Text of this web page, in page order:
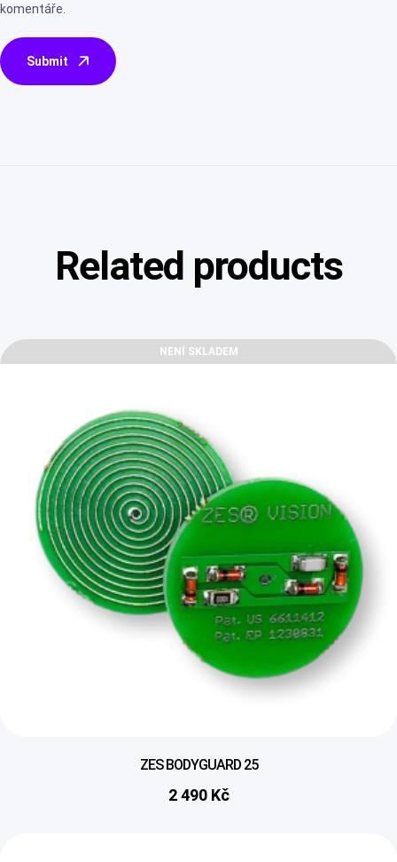
komentáře.
Submit
Related products
NENÍ SKLADEM
ZES BODYGUARD 25
2 490 Kč